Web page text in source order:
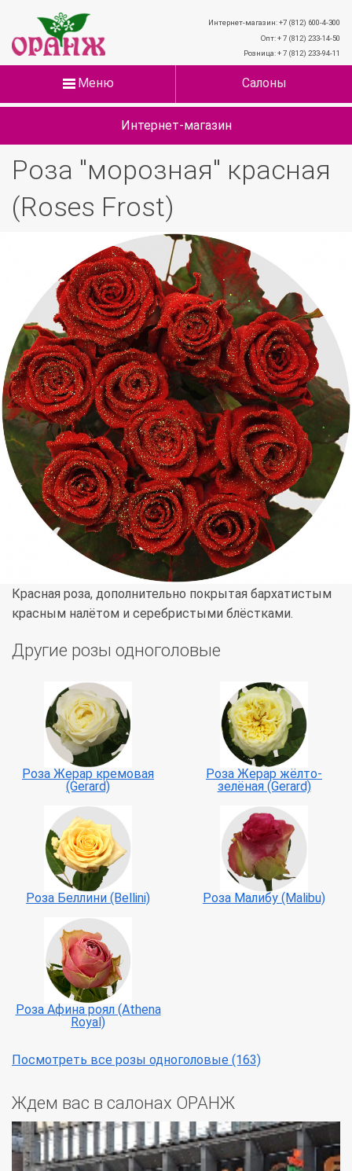
Интернет-магазин: +7 (812) 600-4-300
Опт: + 7 (812) 233-14-50
Розница: + 7 (812) 233-94-11
Меню Салоны
Интернет-магазин
Роза "морозная" красная
(Roses Frost)
Красная роза, дополнительно покрытая бархатистым
красным налётом и серебристыми блёстками.
Другие розы одноголовые
Роза Жерар кремовая
(Gerard)
Роза Жерар жёлто-
зелёная (Gerard)
Роза Беллини (Bellini) Роза Малибу (Malibu)
Роза Афина роял (Athena
Royal)
Посмотреть все розы одноголовые (163)
Ждем вас в салонах ОРАНЖ